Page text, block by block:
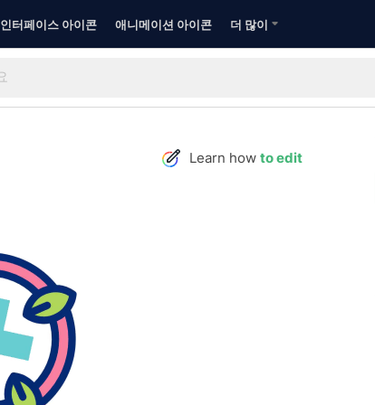
인터페이스 아이콘 애니메이션 아이콘 더 많이
Learn how to edit